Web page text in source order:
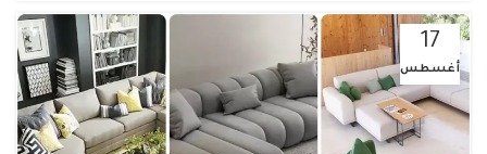
17
أغسطس